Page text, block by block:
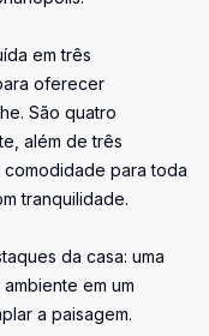
em três
oferecer
São quatro
além de três
para toda
tranquilidade.
da casa: uma
em um
a paisagem.